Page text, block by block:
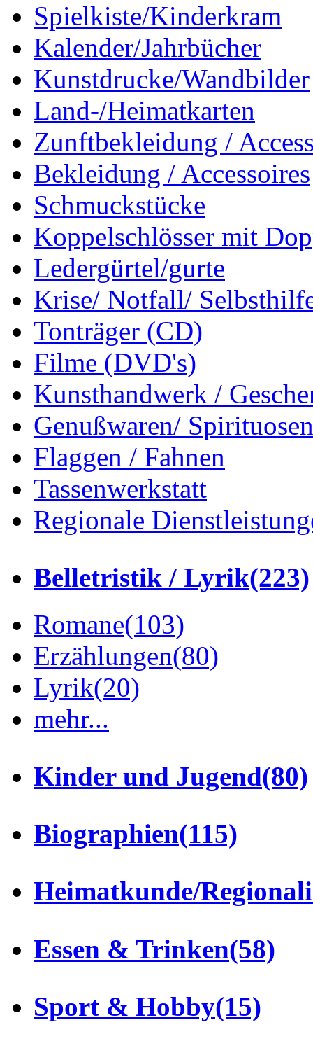
Spielkiste/Kinderkram
Kalender/Jahrbücher
Kunstdrucke/Wandbilder
Land-/Heimatkarten
Zunftbekleidung /
Bekleidung / Accessoires
Schmuckstücke
Koppelschlösser mit
Ledergürtel/gurte
Krise/ Notfall/
Tonträger (CD)
Filme (DVD's)
Kunsthandwerk /
Genußwaren/ Spirituosen
Flaggen / Fahnen
Tassenwerkstatt
Regionale
Belletristik / Lyrik(223)
Romane(103)
Erzählungen(80)
Lyrik(20)
mehr...
Kinder und Jugend(80)
Biographien(115)
Heimatkunde/
Essen & Trinken(58)
Sport & Hobby(15)